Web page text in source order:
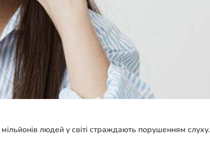
людей у світі страждають порушенням слуху.